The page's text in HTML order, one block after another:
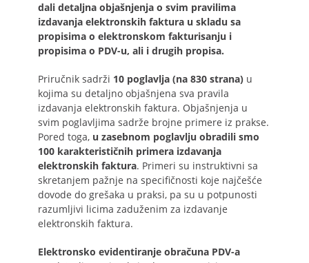
dali detaljna objašnjenja o svim pravilima
izdavanja elektronskih faktura u skladu sa
propisima o elektronskom fakturisanju i
propisima o PDV-u, ali i drugih propisa.
Priručnik sadrži 10 poglavlja (na 830 strana) u
kojima su detaljno objašnjena sva pravila
izdavanja elektronskih faktura. Objašnjenja u
svim poglavljima sadrže brojne primere iz prakse.
Pored toga, u zasebnom poglavlju obradili smo
100 karakterističnih primera izdavanja
elektronskih faktura. Primeri su instruktivni sa
skretanjem pažnje na specifičnosti koje najčešće
dovode do grešaka u praksi, pa su u potpunosti
razumljivi licima zaduženim za izdavanje
elektronskih faktura.
Elektronsko evidentiranje obračuna PDV-a